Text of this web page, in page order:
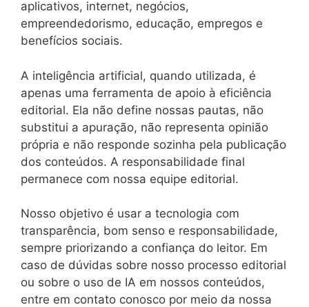
aplicativos, internet, negócios,
empreendedorismo, educação, empregos e
benefícios sociais.
A inteligência artificial, quando utilizada, é
apenas uma ferramenta de apoio à eficiência
editorial. Ela não define nossas pautas, não
substitui a apuração, não representa opinião
própria e não responde sozinha pela publicação
dos conteúdos. A responsabilidade final
permanece com nossa equipe editorial.
Nosso objetivo é usar a tecnologia com
transparência, bom senso e responsabilidade,
sempre priorizando a confiança do leitor. Em
caso de dúvidas sobre nosso processo editorial
ou sobre o uso de IA em nossos conteúdos,
entre em contato conosco por meio da nossa